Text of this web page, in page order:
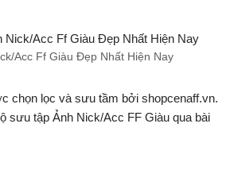
Acc Ff Giàu Đẹp Nhất Hiện Nay
chọn lọc và sưu tầm bởi shopcenaff.vn.
sưu tập Ảnh Nick/Acc FF Giàu qua bài